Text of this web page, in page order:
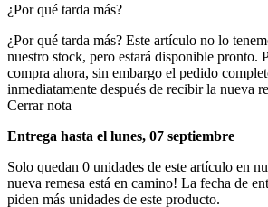
¿Por qué tarda más?
¿Por qué tarda más? Este artículo no lo
nuestro stock, pero estará disponible pronto.
compra ahora, sin embargo el pedido
inmediatamente después de recibir la nueva
Cerrar nota
Entrega hasta el lunes, 07 septiembre
Solo quedan 0 unidades de este artículo en
nueva remesa está en camino! La fecha de
piden más unidades de este producto.